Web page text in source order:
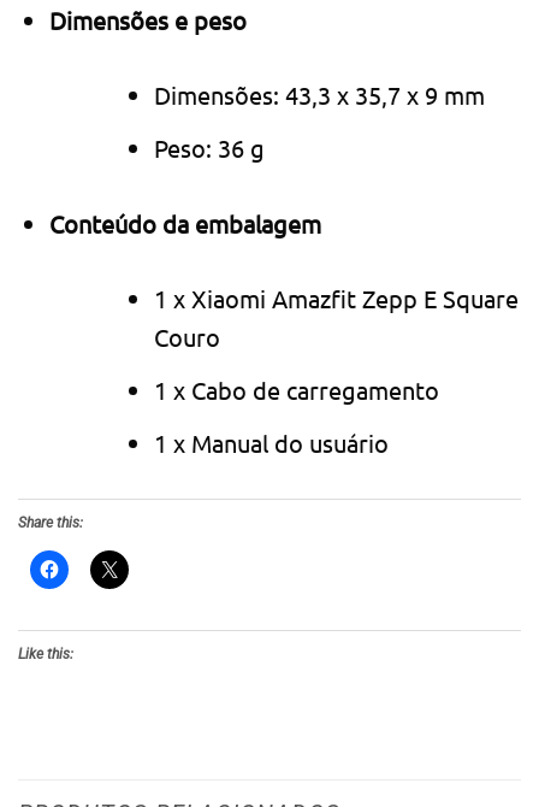
Dimensões e peso
Dimensões: 43,3 x 35,7 x 9 mm
Peso: 36 g
Conteúdo da embalagem
1 x Xiaomi Amazfit Zepp E Square
Couro
1 x Cabo de carregamento
1 x Manual do usuário
Share this:
Like this: